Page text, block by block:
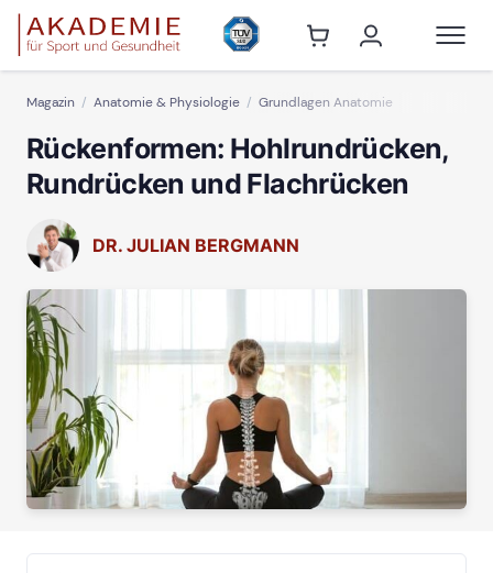
Magazin Anatomie & Physiologie Grundlagen Anatomie
Rückenformen: Hohlrundrücken,
Rundrücken und Flachrücken
DR. JULIAN BERGMANN